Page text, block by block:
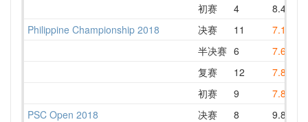
初赛
4 8.48
Philippine Championship 2018
决赛 11
7.16
半决赛 6
7.61
复赛
12
7.80
初赛
9
7.85
PSC Open 2018
决赛 8 9.89